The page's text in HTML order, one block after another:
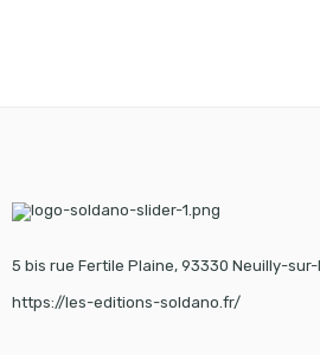
5 bis rue Fertile Plaine, 93330 Neuilly-sur-
https://les-editions-soldano.fr/